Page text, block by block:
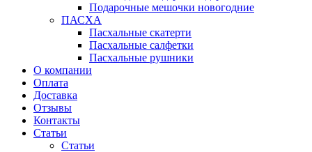
Подарочные мешочки новогодние
ПАСХА
Пасхальные скатерти
Пасхальные салфетки
Пасхальные рушники
О компании
Оплата
Доставка
Отзывы
Контакты
Статьи
Статьи